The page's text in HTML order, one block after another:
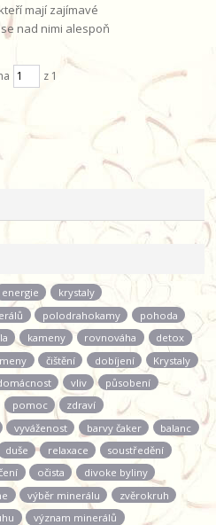
energie
krystaly
polodrahokamy
pohoda
kameny rovnováha
detox
čištění dobíjení
Krystaly
vliv
působení
pomoc
zdraví
vyváženost barvy čaker
balanc
duše relaxace
soustředění
očista
divoke byliny
výběr minerálu
zvěrokruh
význam minerálů
mají zajímavé
nad nimi alespoň
z 1